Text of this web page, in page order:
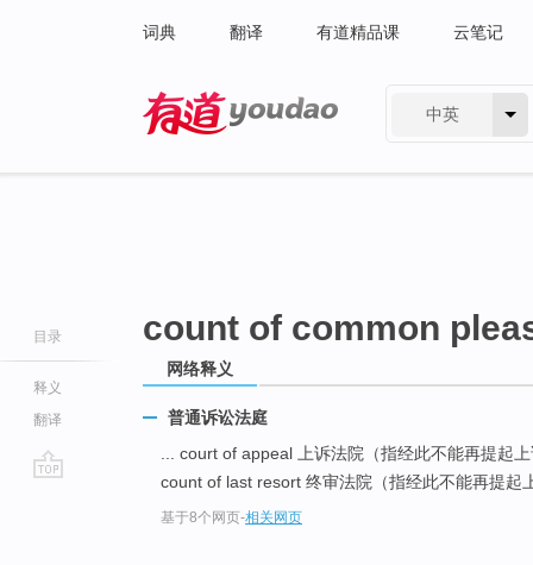
词典 翻译 有道精品课 云笔记
中英
目录
释义
翻译
count of common
网络释义
普通诉讼法庭
... court of appeal 上诉法院（指经此不能再提起
count of last resort 终审法院（指经此不能再提起
基于8个网页-相关网页